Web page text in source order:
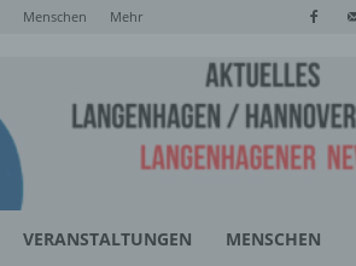
Menschen Mehr
VERANSTALTUNGEN MENSCHEN